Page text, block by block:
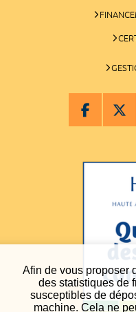
Afin de vous proposer
des statistiques de
susceptibles de
machine. Cela ne